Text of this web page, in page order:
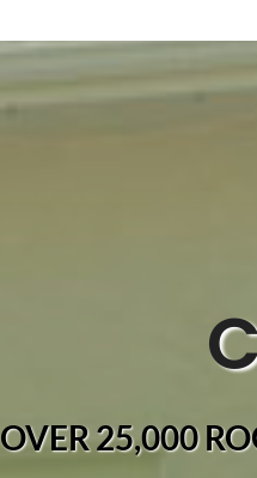
OVER 25,000